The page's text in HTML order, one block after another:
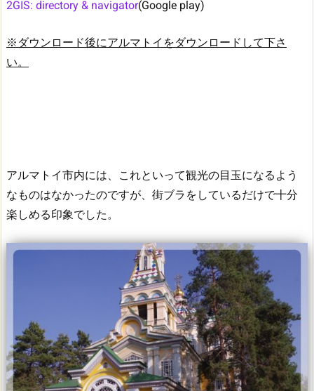
2GIS: directory & navigator(Google play)
※ダウンロード後にアルマトイをダウンロードして下さ
い。
アルマトイ市内には、これといって観光の目玉になるよう
なものはなかったのですが、街ブラをしているだけで十分
楽しめる印象でした。